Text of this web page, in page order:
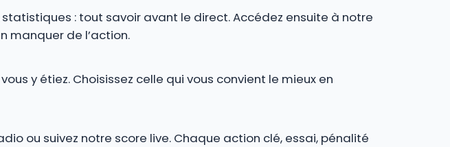
: tout savoir avant le direct. Accédez ensuite à notre
manquer de l’action.
y étiez. Choisissez celle qui vous convient le mieux en
ou suivez notre score live. Chaque action clé, essai, pénalité